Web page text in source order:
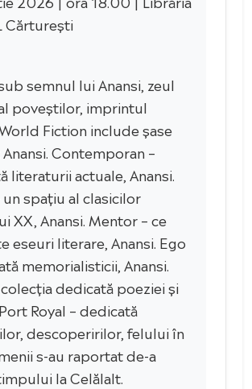
Cărturești
semnul lui Anansi, zeul
poveștilor, imprintul
Fiction include șase
Contemporan –
literaturii actuale, Anansi.
un spațiu al clasicilor
XX, Anansi. Mentor – ce
eseuri literare, Anansi. Ego
memorialisticii, Anansi.
dedicată poeziei și
Royal – dedicată
descoperirilor, felului în
s-au raportat de-a
la Celălalt.